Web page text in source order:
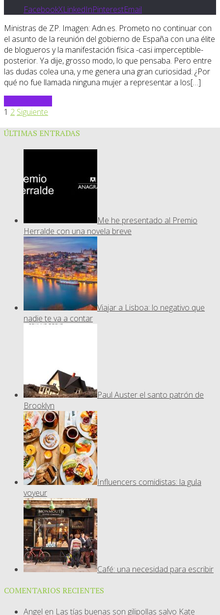
FacebookXLinkedInPinterestEmail
Ministras de ZP. Imagen: Adn.es. Prometo no continuar con
el asunto de la reunión del gobierno de España con una élite
de blogueros y la manifestación física -casi imperceptible-
posterior. Ya dije, grosso modo, lo que pensaba. Pero entre
las dudas colea una, y me genera una gran curiosidad: ¿Por
qué no fue llamada ninguna mujer a representar a los[…]
1 2 Siguiente
ÚLTIMAS ENTRADAS
Me he presentado al Premio
Herralde con una novela breve
Viajar a Lisboa: lo negativo que
nadie te va a contar
Paul Auster el santo patrón de
Brooklyn
Influencers comidistas: la gula
voyeur
Café: una necesidad para escribir
COMENTARIOS RECIENTES
Angel en Las tías buenas son gilipollas salvo Kate